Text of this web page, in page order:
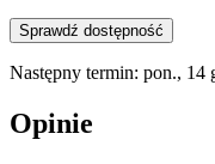
Sprawdź dostępność
Następny termin: pon., 14
Opinie